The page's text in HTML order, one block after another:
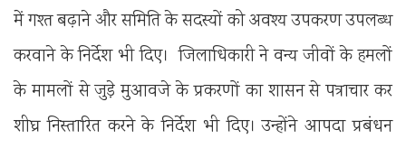
में गश्त बढ़ाने और समिति के सदस्यों को अवश्य उपकरण उपलब्ध
करवाने के निर्देश भी दिए। जिलाधिकारी ने वन्य जीवों के हमलों
के मामलों से जुड़े मुआवजे के प्रकरणों का शासन से पत्राचार कर
शीघ्र निस्तारित करने के निर्देश भी दिए। उन्होंने आपदा प्रबंधन